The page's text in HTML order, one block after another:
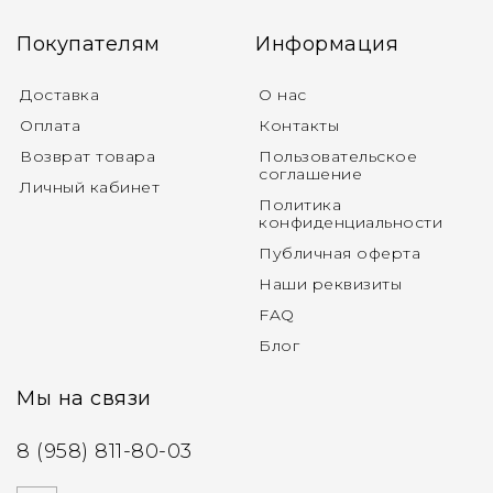
Покупателям
Доставка
Оплата
Возврат товара
Личный кабинет
Информация
О нас
Контакты
Пользовательское
соглашение
Политика
конфиденциальности
Публичная оферта
Наши реквизиты
FAQ
Блог
Мы на связи
8 (958) 811-80-03